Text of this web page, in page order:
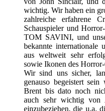
wichtig. Wir haben ein
zahlreiche erfahrene
Schauspieler und
TOM SAVINI, und
bekannte internationale
aus weltweit sehr
sowie Ikonen des Horror-
Wir sind uns sicher,
genauso begeistert
Brent bis dato noch
auch sehr wichtig von
einzubeziehen, die u.a.